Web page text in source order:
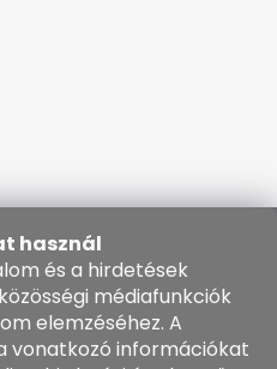
használ
és a hirdetések
médiafunkciók
elemzéséhez. A
vonatkozó információkat
kozenezbozi/